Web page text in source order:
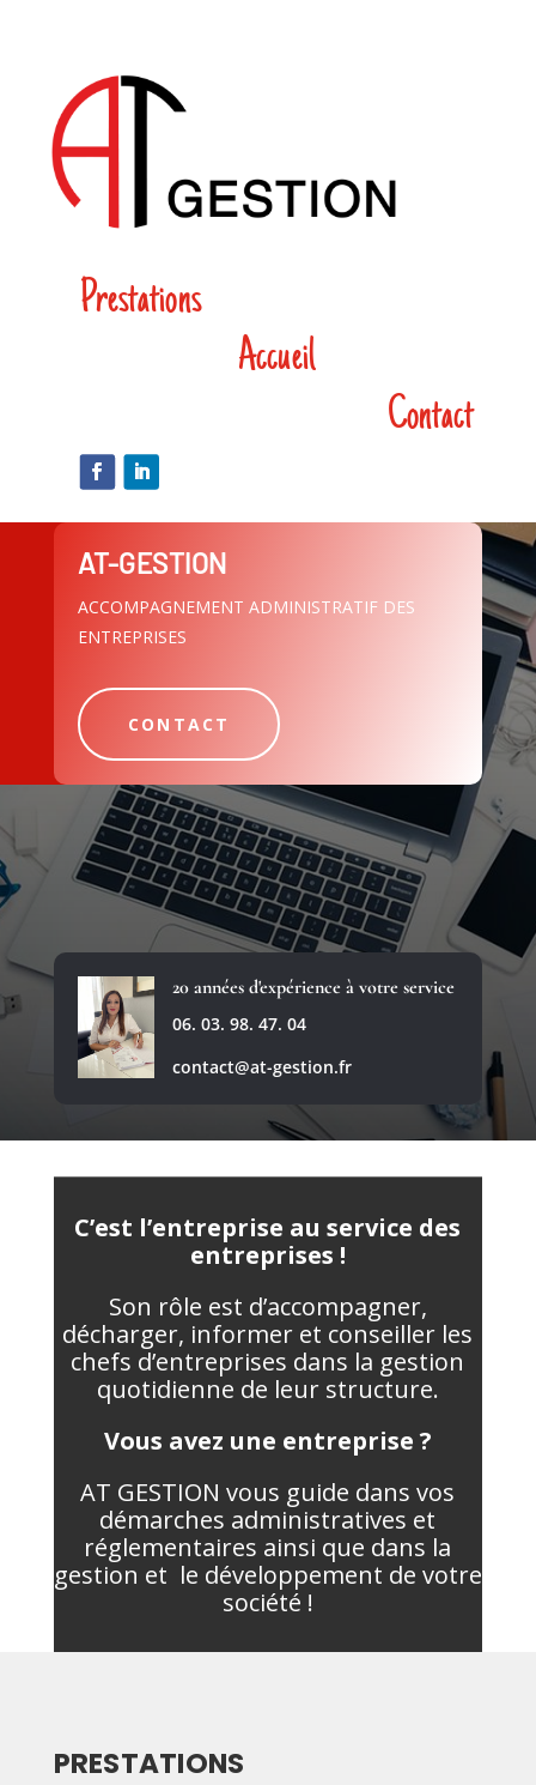
Prestations
Accueil
Contact
AT-GESTION
ACCOMPAGNEMENT ADMINISTRATIF DES
ENTREPRISES
CONTACT
20 années d'expérience à votre service
06. 03. 98. 47. 04
contact@at-gestion.fr
C’est l’entreprise au service des
entreprises !
Son rôle est d’accompagner,
décharger, informer et conseiller les
chefs d’entreprises dans la gestion
quotidienne de leur structure.
Vous avez une entreprise ?
AT GESTION vous guide dans vos
démarches administratives et
réglementaires ainsi que dans la
gestion et le développement de votre
société !
PRESTATIONS